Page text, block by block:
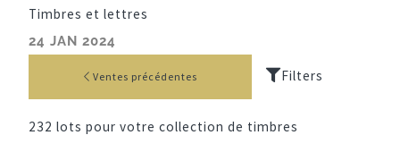
Timbres et lettres
24 JAN 2024
Ventes précédentes
232 lots pour votre collection de timbres